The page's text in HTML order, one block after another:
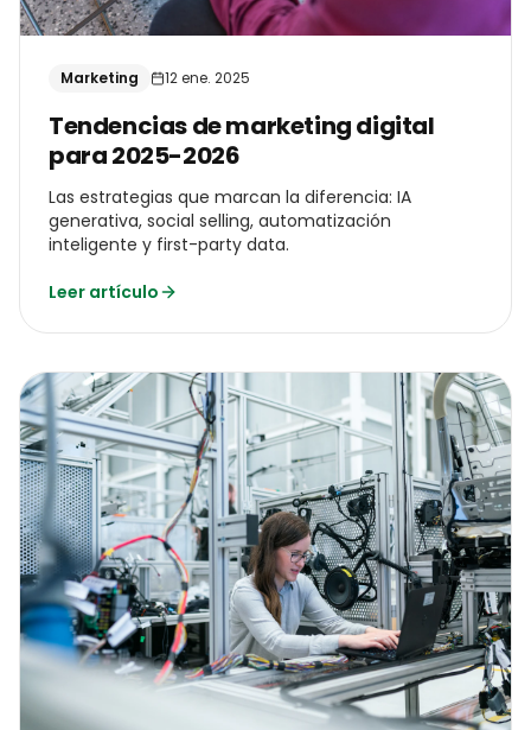
Marketing 12 ene. 2025
Tendencias de marketing digital
para 2025-2026
Las estrategias que marcan la diferencia: IA
generativa, social selling, automatización
inteligente y first-party data.
Leer artículo